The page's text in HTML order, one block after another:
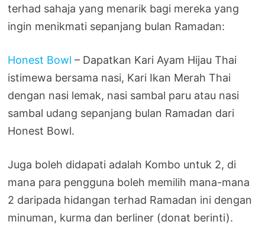
terhad sahaja yang menarik bagi mereka yang
ingin menikmati sepanjang bulan Ramadan:
Honest Bowl – Dapatkan Kari Ayam Hijau Thai
istimewa bersama nasi, Kari Ikan Merah Thai
dengan nasi lemak, nasi sambal paru atau nasi
sambal udang sepanjang bulan Ramadan dari
Honest Bowl.
Juga boleh didapati adalah Kombo untuk 2, di
mana para pengguna boleh memilih mana-mana
2 daripada hidangan terhad Ramadan ini dengan
minuman, kurma dan berliner (donat berinti).